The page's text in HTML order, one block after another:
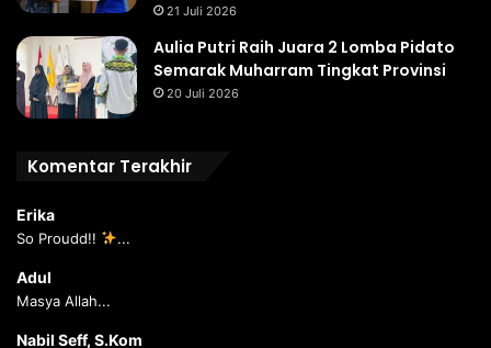
21 Juli 2026
Aulia Putri Raih Juara 2 Lomba Pidato
Semarak Muharram Tingkat Provinsi
20 Juli 2026
Komentar Terakhir
Erika
So Proudd!! ...
Adul
Masya Allah...
Nabil Seff, S.Kom